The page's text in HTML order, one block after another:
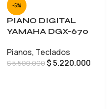
-5%
PIANO DIGITAL
YAMAHA DGX-670
Pianos, Teclados
$5.500.000$5.220.000